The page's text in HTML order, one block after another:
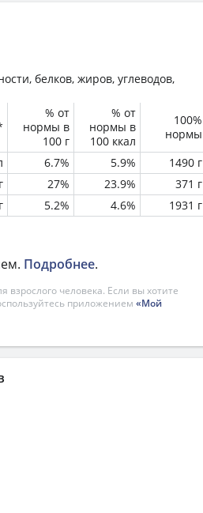
белков, жиров, углеводов,
% от
нормы в
100 г
% от
нормы в
100 ккал
100%
нормы
6.7% 5.9%
1490 г
27% 23.9%
371 г
5.2% 4.6% 1931 г
Подробнее.
человека. Если вы хотите
приложением «Мой